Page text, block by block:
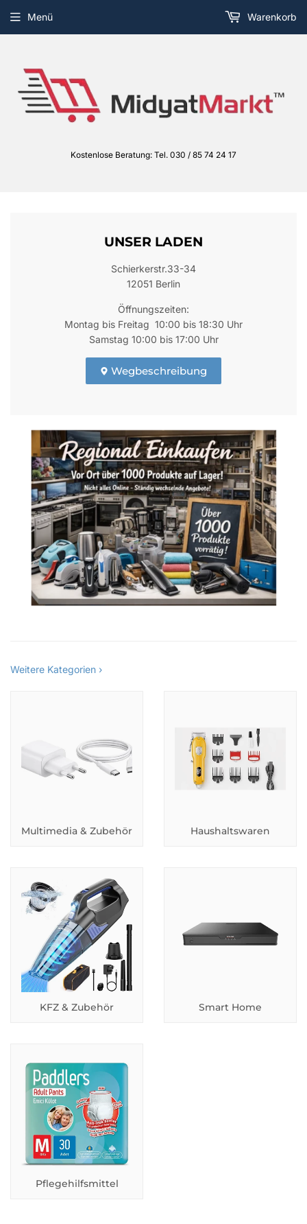
Kostenlose Beratung: Tel. 030 / 85 74 24 17
Menü Warenkorb
UNSER LADEN
Schierkerstr.33-34
12051 Berlin
Öffnungszeiten:
Montag bis Freitag 10:00 bis 18:30 Uhr
Samstag 10:00 bis 17:00 Uhr
Wegbeschreibung
Weitere Kategorien ›
Multimedia & Zubehör Haushaltswaren
KFZ & Zubehör Smart Home
Pflegehilfsmittel